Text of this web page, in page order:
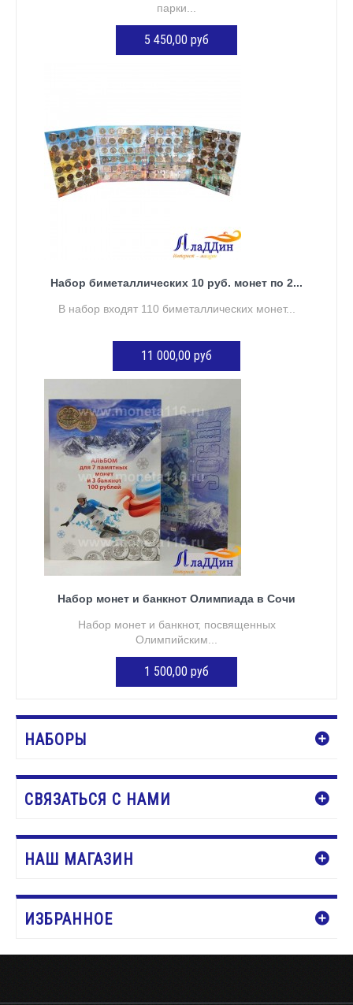
парки...
5 450,00 руб
Набор биметаллических 10 руб. монет по 2...
В набор входят 110 биметаллических монет...
11 000,00 руб
Набор монет и банкнот Олимпиада в Сочи
Набор монет и банкнот, посвященных
Олимпийским...
1 500,00 руб
НАБОРЫ
СВЯЗАТЬСЯ С НАМИ
НАШ МАГАЗИН
ИЗБРАННОЕ